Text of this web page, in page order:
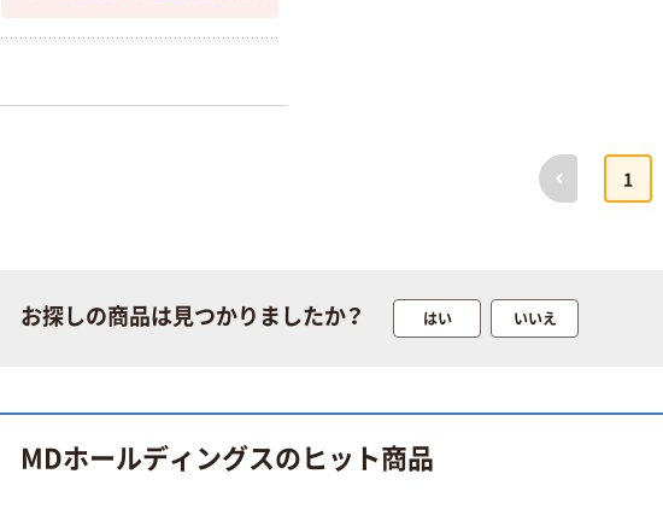
前へ
1
お探しの商品は見つかりましたか？ はい いいえ
MDホールディングスのヒット商品